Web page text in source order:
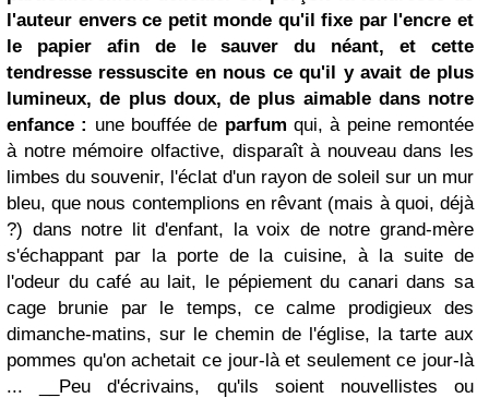
l'auteur envers ce petit monde qu'il fixe par l'encre et
le papier afin de le sauver du néant, et cette
tendresse ressuscite en nous ce qu'il y avait de plus
lumineux, de plus doux, de plus aimable dans notre
enfance : une bouffée de parfum qui, à peine remontée
à notre mémoire olfactive, disparaît à nouveau dans les
limbes du souvenir, l'éclat d'un rayon de soleil sur un mur
bleu, que nous contemplions en rêvant (mais à quoi, déjà
?) dans notre lit d'enfant, la voix de notre grand-mère
s'échappant par la porte de la cuisine, à la suite de
l'odeur du café au lait, le pépiement du canari dans sa
cage brunie par le temps, ce calme prodigieux des
dimanche-matins, sur le chemin de l'église, la tarte aux
pommes qu'on achetait ce jour-là et seulement ce jour-là
... __Peu d'écrivains, qu'ils soient nouvellistes ou